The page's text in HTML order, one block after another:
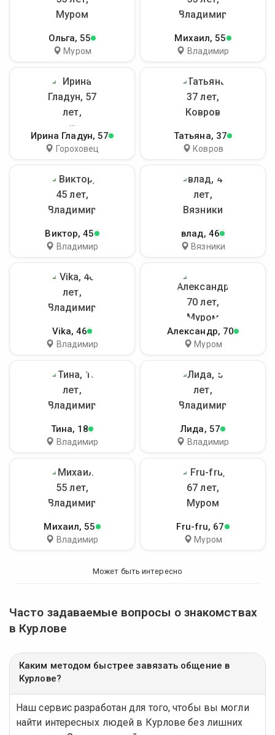
Ольга, 55
Муром
Михаил, 55
Владимир
Ирина Гладун, 57
Гороховец
Татьяна, 37
Ковров
Виктор, 45
Владимир
влад, 46
Вязники
Vika, 46
Владимир
Александр, 70
Муром
Тина, 18
Владимир
Лида, 57
Владимир
Михаил, 55
Владимир
Fru-fru, 67
Муром
Может быть интересно
Часто задаваемые вопросы о знакомствах
в Курлове
Каким методом быстрее завязать общение в
Курлове?
Наш сервис разработан для того, чтобы вы могли
найти интересных людей в Курлове без лишних